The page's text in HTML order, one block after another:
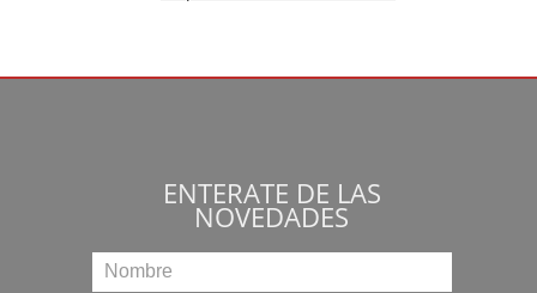
ENTERATE DE LAS
NOVEDADES